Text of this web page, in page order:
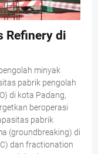
Refinery di
minyak
pabrik pengolah
di kota Padang,
beroperasi
pabrik
(groundbreaking) di
dan fractionation